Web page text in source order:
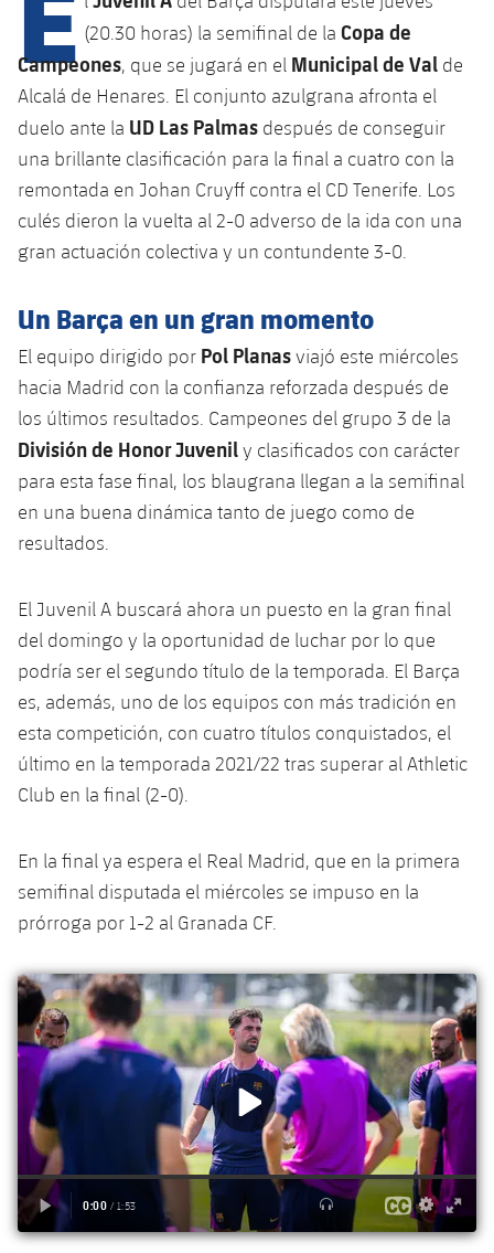
plusicon
más
Instalaciones
Spotify Camp Nou
Palau Blaugrana
Barça Cafe
Ciutat Esportiva
La Masia
plusicon
más
Servicios
Servicios Médicos
plusicon
más
Acreditaciones
SUB13
SUB12
SUB11 A
SUB11 B
SUB10 A
SUB10 B
SUB9 A
SUB9 B
SUB8 A
SUB8 B
SUB13 B
SUB12 C
SUB11 C
Entradas
Resultados
Clasificación
Fotos
Historia
Palmarés
Base
Barça Atlètic
Junior
Cadete B
Infantil B
Mini
Campus Verano
PLUSICON
MÁS
Primer Equipo
plusicon
más
Actualidad
Calendario
Resultados
Jugadores
Fotos
Barça Atlètic
plusicon
más
Actualidad
Resultados
Clasificaciones
Fotos
Base
plusicon
más
Juvenil
Cadete A
Cadete B
PLUSICON
MÁS
Primer equipo
plusicon
más
Actualidad
Calendario
Entradas
Clasificaciones
Jugadors
Fotos
Historia
Barça Atlètic
plusicon
más
Actualidad
Calendario
Resultados
Jugadores
Clasificaciones
Base
plusicon
más
Actualidad
Juvenil
Cadete
Infantil
Alevín
Campus Verano
PLUSICON
MÁS
Primer equipo
plusicon
más
Actualidad
Calendario
Resultados
Jugadores
Fotos
Palmarés
Barça Atlètic
plusicon
más
Actualidad
Resultados
Clasificaciones
Base
plusicon
más
Actualidad
Barça C
Juvenil
Infantil
Campus Verano
PLUSICON
MÁS
Información general
plusicon
más
Noticias
Atletismo
plusicon
más
Actualidad
Femenino
Baloncesto en silla de ruedas
plusicon
Jugadores
Hockey sobre hielo
Actualidad
Hockey hierba
(20.30 horas) la semifinal de la Copa de
Campeones, que se jugará en el Municipal de Val de
Alcalá de Henares. El conjunto azulgrana afronta el
duelo ante la UD Las Palmas después de conseguir
una brillante clasificación para la final a cuatro con la
remontada en Johan Cruyff contra el CD Tenerife. Los
culés dieron la vuelta al 2-0 adverso de la ida con una
gran actuación colectiva y un contundente 3-0.
Un Barça en un gran momento
El equipo dirigido por Pol Planasviajó este miércoles
hacia Madrid con la confianza reforzada después de
los últimos resultados. Campeones del grupo 3 de la
División de Honor Juvenily clasificados con carácter
para esta fase final, los blaugrana llegan a la semifinal
en una buena dinámica tanto de juego como de
resultados.
El Juvenil A buscará ahora un puesto en la gran final
del domingo y la oportunidad de luchar por lo que
podría ser el segundo título de la temporada. El Barça
es, además, uno de los equipos con más tradición en
esta competición, con cuatro títulos conquistados, el
último en la temporada 2021/22 tras superar al Athletic
Club en la final (2-0).
En la final ya espera el Real Madrid, que en la primera
semifinal disputada el miércoles se impuso en la
prórroga por 1-2 al Granada CF.